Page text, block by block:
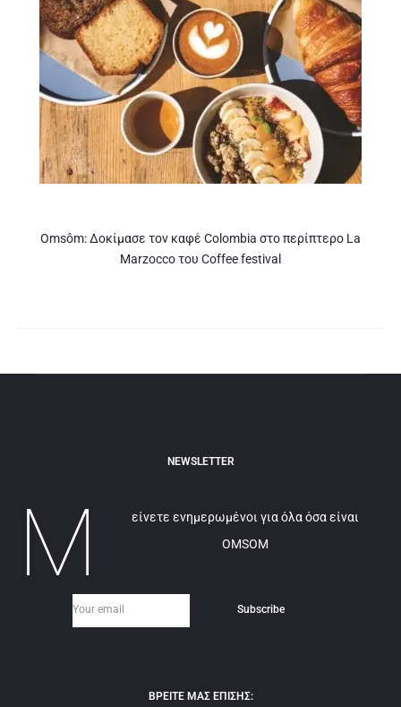
Omsôm: Δοκίμασε τον καφέ Colombia στο περίπτερο La
Marzocco του Coffee festival
NEWSLETTER
Μ
είνετε ενημερωμένοι για όλα όσα είναι
OMSOM
ΒΡΕΙΤΕ ΜΑΣ ΕΠΙΣΗΣ: